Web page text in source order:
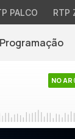
PALCO RTP
Programação
NO AR